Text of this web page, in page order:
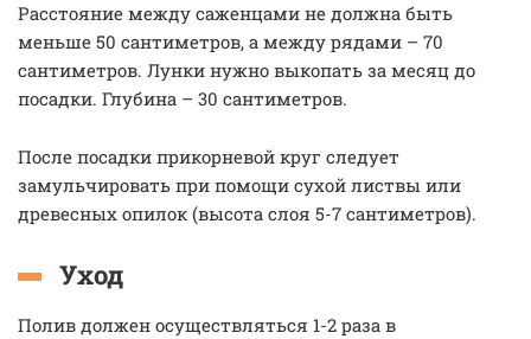
Расстояние между саженцами не должна быть
меньше 50 сантиметров, а между рядами – 70
сантиметров. Лунки нужно выкопать за месяц до
посадки. Глубина – 30 сантиметров.
После посадки прикорневой круг следует
замульчировать при помощи сухой листвы или
древесных опилок (высота слоя 5-7 сантиметров).
Уход
Полив должен осуществляться 1-2 раза в